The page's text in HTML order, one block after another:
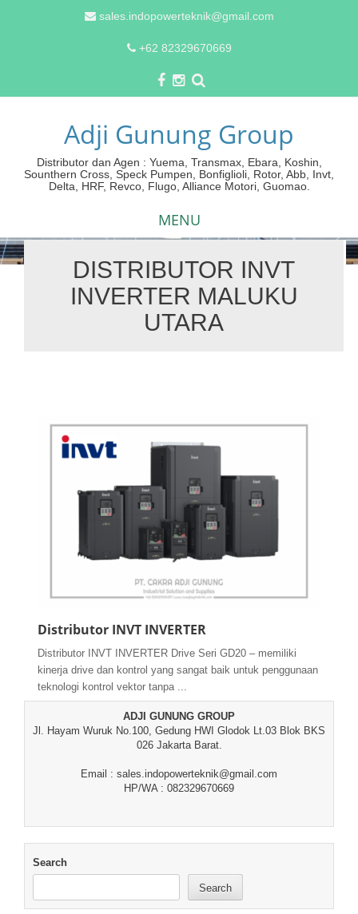
sales.indopowerteknik@gmail.com
+62 82329670669
Adji Gunung Group
Distributor dan Agen : Yuema, Transmax, Ebara, Koshin,
Sounthern Cross, Speck Pumpen, Bonfiglioli, Rotor, Abb, Invt,
Delta, HRF, Revco, Flugo, Alliance Motori, Guomao.
MENU
content
DISTRIBUTOR INVT
INVERTER MALUKU
UTARA
Distributor INVT INVERTER
Distributor INVT INVERTER Drive Seri GD20 – memiliki
kinerja drive dan kontrol yang sangat baik untuk penggunaan
teknologi kontrol vektor tanpa ...
ADJI GUNUNG GROUP
Jl. Hayam Wuruk No.100, Gedung HWI Glodok Lt.03 Blok BKS
026 Jakarta Barat.
Email : sales.indopowerteknik@gmail.com
HP/WA : 082329670669
Search
Search